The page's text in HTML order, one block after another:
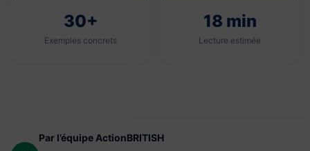
30+
Exemples concrets
18 min
Lecture estimée
Par l’équipe ActionBRITISH